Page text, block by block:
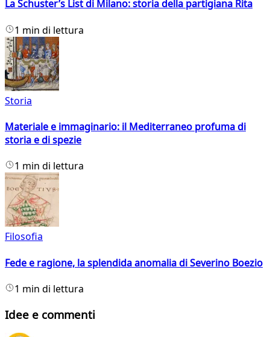
La Schuster’s List di Milano: storia della partigiana Rita
1 min di lettura
Storia
Materiale e immaginario: il Mediterraneo profuma di
storia e di spezie
1 min di lettura
Filosofia
Fede e ragione, la splendida anomalia di Severino Boezio
1 min di lettura
Idee e commenti